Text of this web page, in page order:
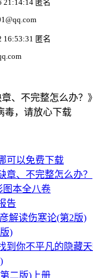
21:14:14 匿名
16:53:31 匿名
、不完整怎么办？
毒，请放心下载
可以免费下载
章、不完整怎么办？
图本全八卷
告
解读伤寒论(第2版)
)
到你不平凡的隐藏
二版)上册